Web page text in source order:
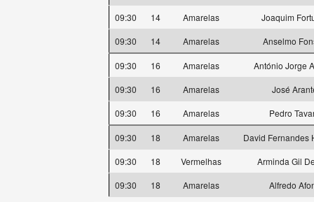
09:30
14 Amarelas
Joaquim
09:30
14 Amarelas Anselmo
09:30 16 Amarelas
António Jorge
09:30
16 Amarelas
José
09:30
16 Amarelas Pedro
09:30 18 Amarelas
David Fernandes
09:30
18 Vermelhas
Arminda Gil
09:30
18 Amarelas Alfredo